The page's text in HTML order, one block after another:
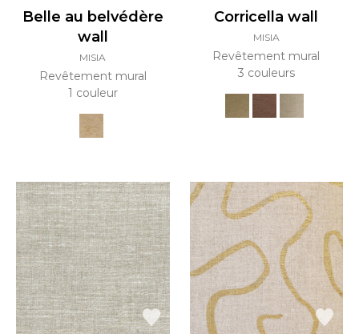
Belle au belvédère
wall
MISIA
Revêtement mural
1 couleur
Corricella wall
MISIA
Revêtement mural
3 couleurs